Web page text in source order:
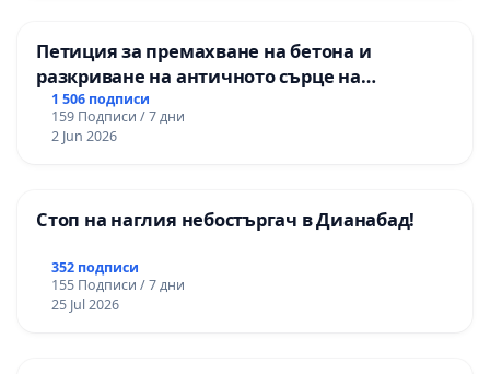
Петиция за премахване на бетона и
разкриване на античното сърце на
Могиланската могила във Враца
1 506 подписи
159 Подписи / 7 дни
2 Jun 2026
Стоп на наглия небостъргач в Дианабад!
352 подписи
155 Подписи / 7 дни
25 Jul 2026